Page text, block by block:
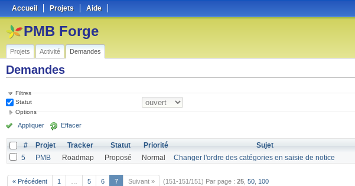
Accueil Projets Aide
PMB Forge
Projets Activité Demandes
Demandes
Filtres
Statut
Options
Appliquer Effacer
# Projet Tracker Statut Priorité Sujet
5
PMB Roadmap Proposé Normal Changer l'ordre des catégories en saisie de notice
« Précédent 1 5 6 7 Suivant » (151-151/151) Par page : 25 50 100